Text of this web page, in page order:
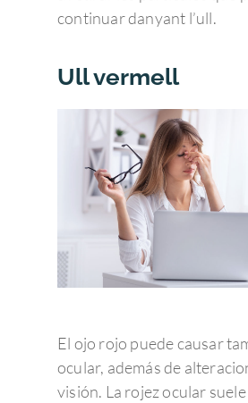
continuar danyant l’ull.
Ull vermell
El ojo rojo puede causar
ocular, además de
visión. La rojez ocular